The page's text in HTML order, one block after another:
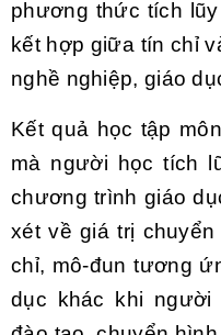
phương thức tích
kết hợp giữa tín chỉ
nghề nghiệp, giáo
Kết quả học tập
mà người học tích
chương trình giáo
xét về giá trị
chỉ, mô-đun tương
dục khác khi người